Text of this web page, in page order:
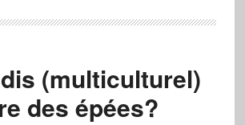
(multiculturel)
des épées?